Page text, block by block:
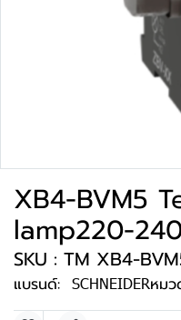
XB4-BVM5
lamp220-
SKU : TM XB4-
แบรนด์: SCHNEIDERหม